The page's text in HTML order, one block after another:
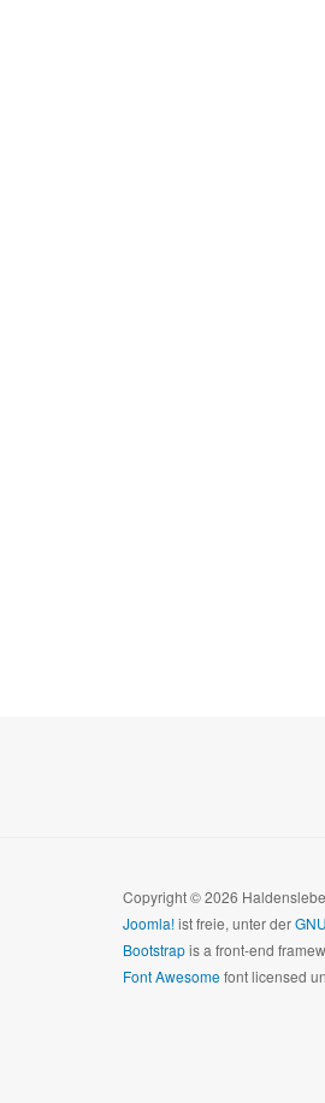
Copyright © 2026
Joomla!ist freie, unter der
Bootstrapis a front-end
Font Awesomefont licensed